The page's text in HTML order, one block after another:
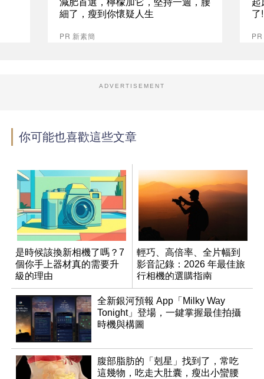
細了，瘦到你懷疑人生
PR 新素簡
了
ADVERTISEMENT
你可能也喜歡這些文章
是時候該換新相機了嗎？7
個你手上器材真的需要升
級的理由
輕巧、高倍率、全片幅到
影音記錄：2026 年最佳旅
行相機的選購指南
全新銀河預報 App「Milky Way
Tonight」登場，一鍵掌握最佳拍攝
時機與構圖
腹部脂肪的「剋星」找到了，常吃
這幾物，吃走大肚囊，瘦出小蠻腰